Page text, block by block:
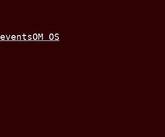
eventsOM OS